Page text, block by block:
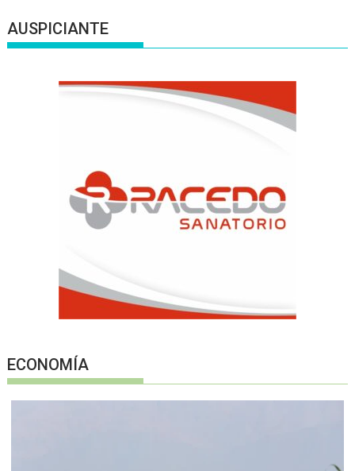
AUSPICIANTE
ECONOMÍA